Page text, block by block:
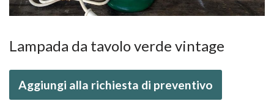
Lampada da tavolo verde vintage
Aggiungi alla richiesta di preventivo